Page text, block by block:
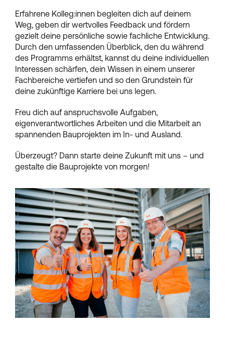
Erfahrene Kolleg:innen begleiten dich auf deinem
Weg, geben dir wertvolles Feedback und fördern
gezielt deine persönliche sowie fachliche Entwicklung.
Durch den umfassenden Überblick, den du während
des Programms erhältst, kannst du deine individuellen
Interessen schärfen, dein Wissen in einem unserer
Fachbereiche vertiefen und so den Grundstein für
deine zukünftige Karriere bei uns legen.
Freu dich auf anspruchsvolle Aufgaben,
eigenverantwortliches Arbeiten und die Mitarbeit an
spannenden Bauprojekten im In- und Ausland.
Überzeugt? Dann starte deine Zukunft mit uns – und
gestalte die Bauprojekte von morgen!